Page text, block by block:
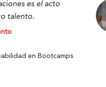
es el acto
talento.
en Bootcamps